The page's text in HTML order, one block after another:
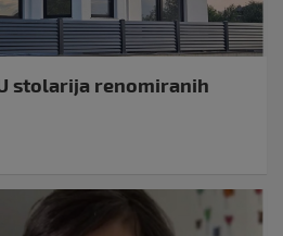
stolarija renomiranih